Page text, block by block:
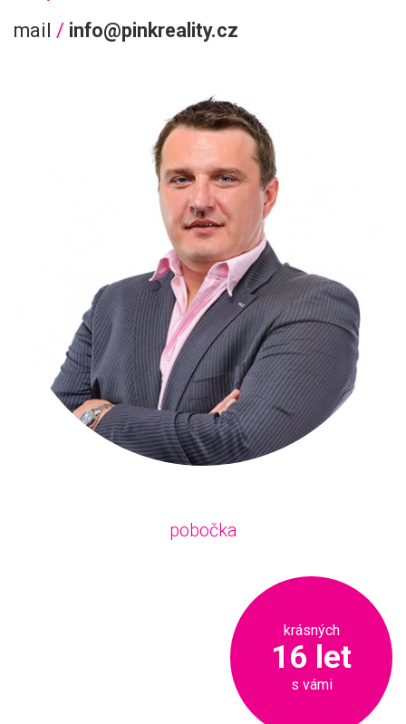
mail / info@pinkreality.cz
pobočka
krásných
16 let
s vámi